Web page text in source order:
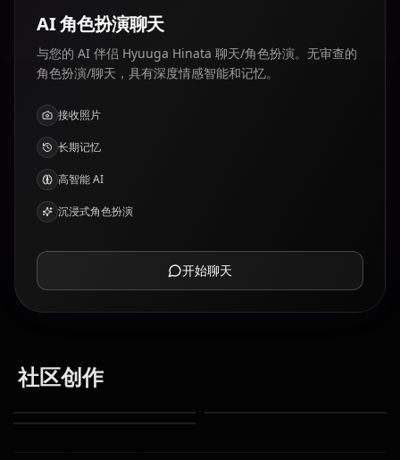
AI 角色扮演聊天
与您的 AI 伴侣 Hyuuga Hinata 聊天/角色扮演。无审查的
角色扮演/聊天，具有深度情感智能和记忆。
接收照片
长期记忆
高智能 AI
沉浸式角色扮演
开始聊天
社区创作